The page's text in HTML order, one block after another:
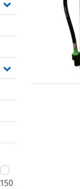
150